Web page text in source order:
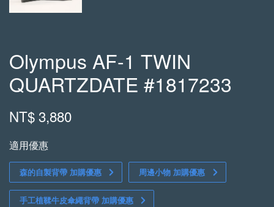
Olympus AF-1 TWIN
QUARTZDATE #1817233
NT$ 3,880
適用優惠
森的自製背帶 加購優惠 周邊小物 加購優惠
手工植鞣牛皮傘繩背帶 加購優惠